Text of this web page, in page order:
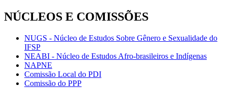
NÚCLEOS E COMISSÕES
NUGS - Núcleo de Estudos Sobre Gênero e Sexualidade do
IFSP
NEABI - Núcleo de Estudos Afro-brasileiros e Indígenas
NAPNE
Comissão Local do PDI
Comissão do PPP